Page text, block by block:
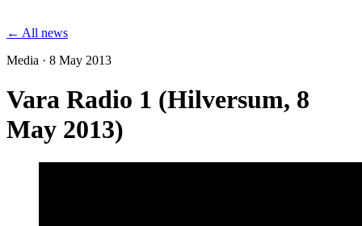
← All news
Media · 8 May 2013
Vara Radio 1 (Hilversum, 8
May 2013)